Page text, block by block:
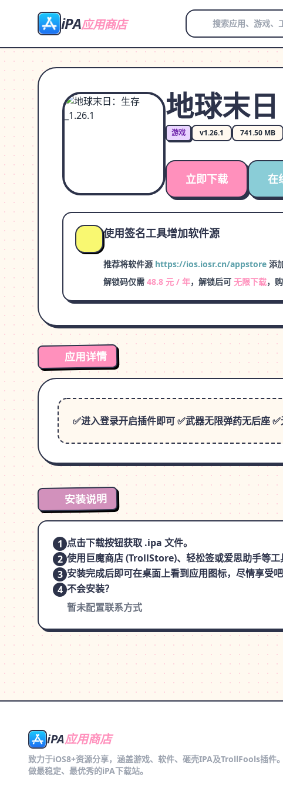
iPA应用商店
地球末
游戏 v1.26.1 741.50 MB
立即下载 在
使用签名工具增加软件源
推荐将软件源 https://ios.iosr.cn/appstore 添
解锁码仅需 48.8 元 / 年，解锁后可 无限下载，
应用详情
✅进入登录开启插件即可 ✅武器无限弹药无后座
安装说明
1 点击下载按钮获取 .ipa 文件。
2 使用巨魔商店 (TrollStore)、轻松签或爱思助手等工
3 安装完成后即可在桌面上看到应用图标，尽情享受吧
4 不会安装？
暂未配置联系方式
iPA应用商店
致力于iOS8+资源分享，涵盖游戏、软件、砸壳IPA及TrollFools插件。
做最稳定、最优秀的iPA下载站。